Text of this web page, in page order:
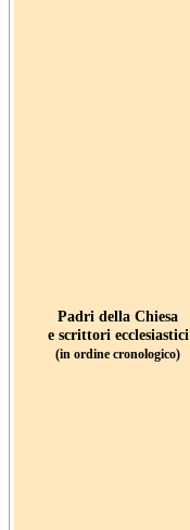
Padri della Chiesa
e scrittori ecclesiastici
(in ordine cronologico)